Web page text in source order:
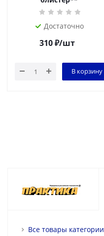
Достаточно
310₽/шт
В корзину
Все товары категории